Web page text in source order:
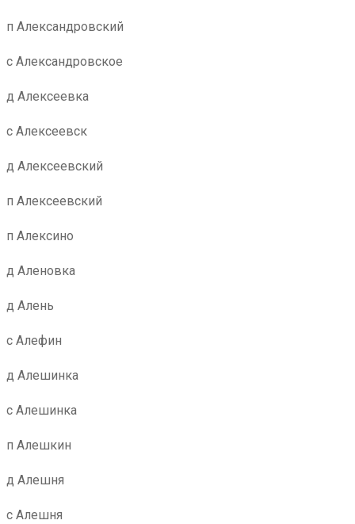
п Александровский
с Александровское
д Алексеевка
с Алексеевск
д Алексеевский
п Алексеевский
п Алексино
д Аленовка
д Алень
с Алефин
д Алешинка
с Алешинка
п Алешкин
д Алешня
с Алешня